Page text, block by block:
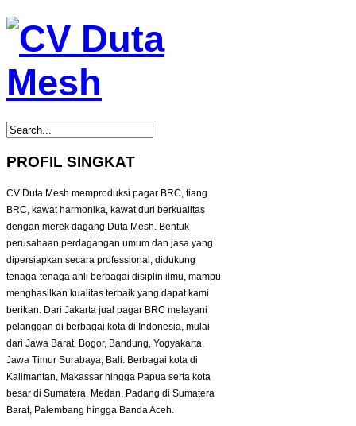
PROFIL SINGKAT
CV Duta Mesh memproduksi pagar BRC, tiang
BRC, kawat harmonika, kawat duri berkualitas
dengan merek dagang Duta Mesh. Bentuk
perusahaan perdagangan umum dan jasa yang
dipersiapkan secara professional, didukung
tenaga-tenaga ahli berbagai disiplin ilmu, mampu
menghasilkan kualitas terbaik yang dapat kami
berikan. Dari Jakarta jual pagar BRC melayani
pelanggan di berbagai kota di Indonesia, mulai
dari Jawa Barat, Bogor, Bandung, Yogyakarta,
Jawa Timur Surabaya, Bali. Berbagai kota di
Kalimantan, Makassar hingga Papua serta kota
besar di Sumatera, Medan, Padang di Sumatera
Barat, Palembang hingga Banda Aceh.